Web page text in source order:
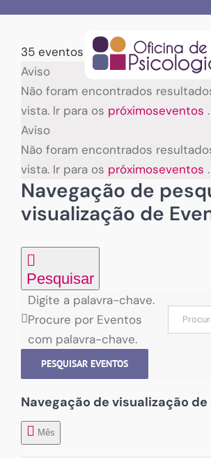
content35 eventos encontrados.
Eventos
Aviso
Não foram encontrados
vista. Ir para os próximoseventos .
Aviso
Não foram encontrados
vista. Ir para os próximoseventos .
Navegação de
visualização de
Pesquisar
Digite a palavra-chave.
Procure por Eventos
com palavra-chave.
PESQUISAR EVENTOS
Navegação de visualização de
Mês